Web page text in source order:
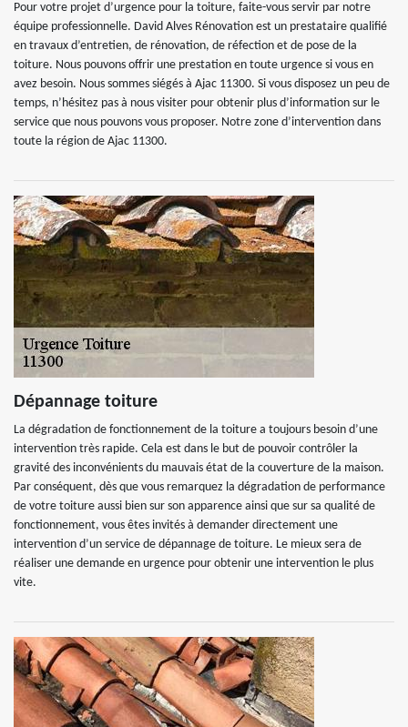
Pour votre projet d’urgence pour la toiture, faite-vous servir par notre
équipe professionnelle. David Alves Rénovation est un prestataire qualifié
en travaux d’entretien, de rénovation, de réfection et de pose de la
toiture. Nous pouvons offrir une prestation en toute urgence si vous en
avez besoin. Nous sommes siégés à Ajac 11300. Si vous disposez un peu de
temps, n’hésitez pas à nous visiter pour obtenir plus d’information sur le
service que nous pouvons vous proposer. Notre zone d’intervention dans
toute la région de Ajac 11300.
Dépannage toiture
La dégradation de fonctionnement de la toiture a toujours besoin d’une
intervention très rapide. Cela est dans le but de pouvoir contrôler la
gravité des inconvénients du mauvais état de la couverture de la maison.
Par conséquent, dès que vous remarquez la dégradation de performance
de votre toiture aussi bien sur son apparence ainsi que sur sa qualité de
fonctionnement, vous êtes invités à demander directement une
intervention d’un service de dépannage de toiture. Le mieux sera de
réaliser une demande en urgence pour obtenir une intervention le plus
vite.